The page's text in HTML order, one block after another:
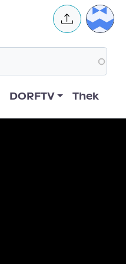
User
DORFTV Thek